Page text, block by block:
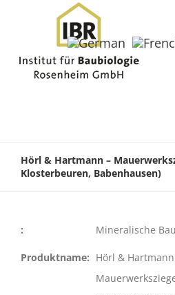
Hörl & Hartmann –
Klosterbeuren, Babenhausen)
: Mineralische
Produktname: Hörl &